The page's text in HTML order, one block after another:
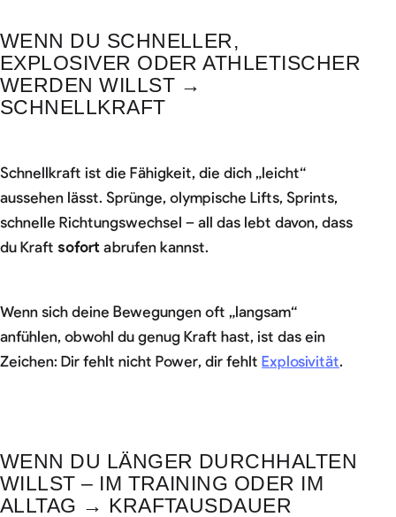
WENN DU SCHNELLER,
EXPLOSIVER ODER ATHLETISCHER
WERDEN WILLST →
SCHNELLKRAFT
Schnellkraft ist die Fähigkeit, die dich „leicht“
aussehen lässt. Sprünge, olympische Lifts, Sprints,
schnelle Richtungswechsel – all das lebt davon, dass
du Kraft sofort abrufen kannst.
Wenn sich deine Bewegungen oft „langsam“
anfühlen, obwohl du genug Kraft hast, ist das ein
Zeichen: Dir fehlt nicht Power, dir fehlt Explosivität.
WENN DU LÄNGER DURCHHALTEN
WILLST – IM TRAINING ODER IM
ALLTAG → KRAFTAUSDAUER